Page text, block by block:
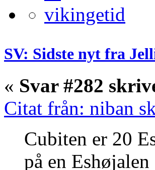
SV: Sidste nyt fra
« Svar #282
Citat från: niban
Cubiten er 20
på en